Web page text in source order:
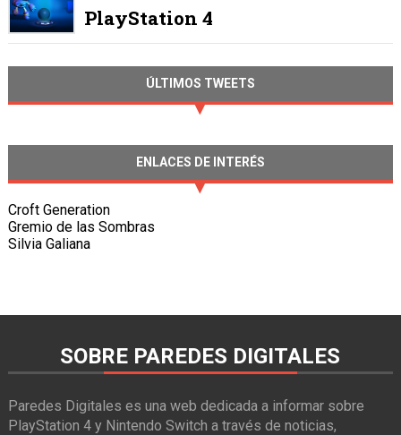
PlayStation 4
ÚLTIMOS TWEETS
ENLACES DE INTERÉS
Croft Generation
Gremio de las Sombras
Silvia Galiana
SOBRE PAREDES DIGITALES
Paredes Digitales es una web dedicada a informar sobre
PlayStation 4 y Nintendo Switch a través de noticias,